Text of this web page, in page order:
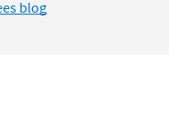
blog